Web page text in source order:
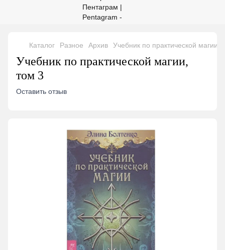
Каталог Разное Архив Учебник по практической магии,
Учебник по практической магии,
том 3
Оставить отзыв